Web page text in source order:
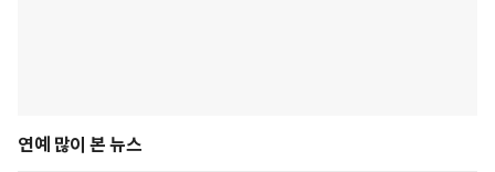
연예 많이 본 뉴스